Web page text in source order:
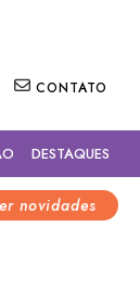
CONTATO
DESTAQUES
novidades